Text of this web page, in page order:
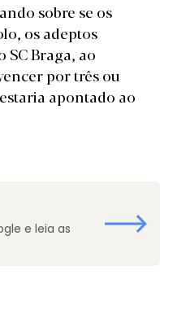
sobre se os
os adeptos
SC Braga, ao
por três ou
apontado ao
e leia as